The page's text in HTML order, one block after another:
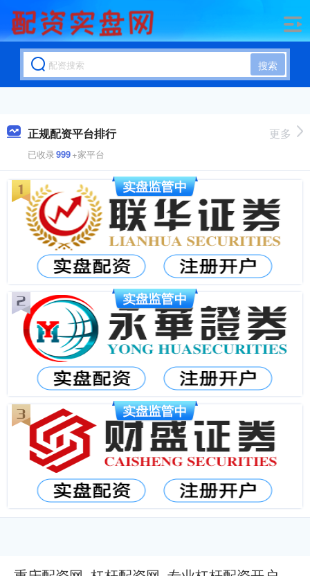
搜索
正规配资平台排行
已收录999+家平台
更多